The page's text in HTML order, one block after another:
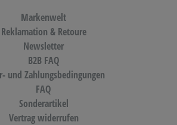
Markenwelt
Reklamation & Retoure
Newsletter
B2B FAQ
und Zahlungsbedingungen
FAQ
Sonderartikel
Vertrag widerrufen